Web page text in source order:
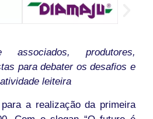
associados, produtores,
para debater os desafios e
leiteira
a realização da primeira